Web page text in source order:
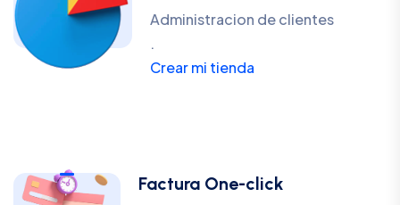
Administracion de clientes
.
Crear mi tienda
Factura One-click